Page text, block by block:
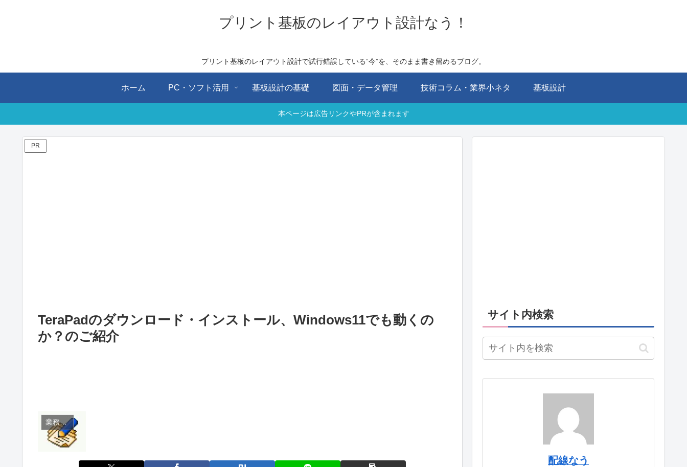
プリント基板のレイアウト設計なう！
プリント基板のレイアウト設計で試行錯誤している“今”を、そのまま書き留めるブログ。
ホーム PC・ソフト活用 基板設計の基礎 図面・データ管理 技術コラム・業界小ネタ 基板設計
本ページは広告リンクやPRが含まれます
PR
TeraPadのダウンロード・インストール、Windows11でも動くの
か？のご紹介
業務効率化ツール・操作
サイト内検索
配線なう